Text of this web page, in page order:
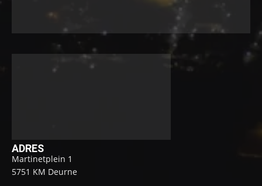
ADRES
Martinetplein 1
5751 KM Deurne